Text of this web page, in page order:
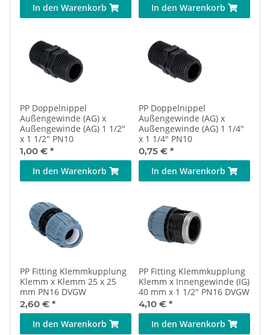
In den Warenkorb
In den Warenkorb
PP Doppelnippel
Außengewinde (AG) x
Außengewinde (AG) 1 1/2"
x 1 1/2" PN10
1,00 € *
In den Warenkorb
PP Doppelnippel
Außengewinde (AG) x
Außengewinde (AG) 1 1/4"
x 1 1/4" PN10
0,75 € *
In den Warenkorb
PP Fitting Klemmkupplung
Klemm x Klemm 25 x 25
mm PN16 DVGW
2,60 € *
In den Warenkorb
PP Fitting Klemmkupplung
Klemm x Innengewinde (IG)
40 mm x 1 1/2" PN16 DVGW
4,10 € *
In den Warenkorb